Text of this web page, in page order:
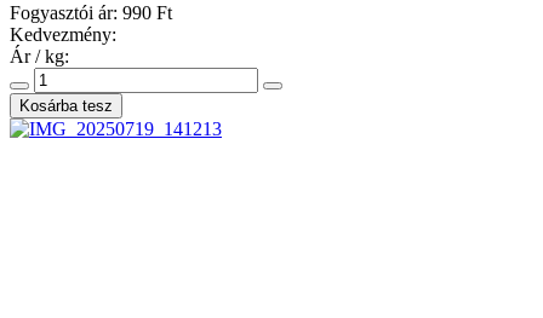
Fogyasztói ár: 990 Ft
Kedvezmény:
Ár / kg: